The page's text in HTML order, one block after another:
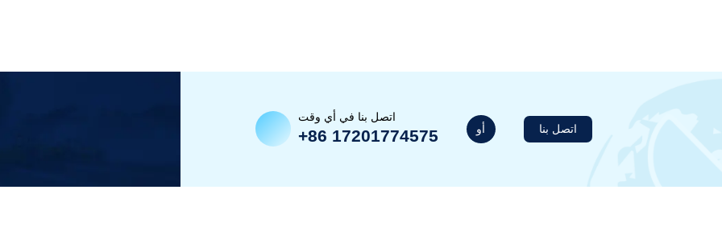
اتصل بنا في أي وقت
+86 17201774575 أو اتصل بنا